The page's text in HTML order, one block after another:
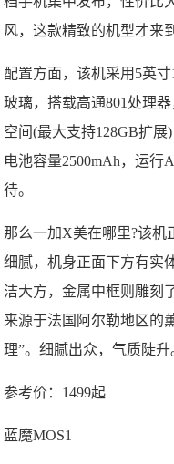
风，这款精致的机型才来
配置方面，该机采用5英
玻璃，搭载高通801处理
空间(最大支持128GB扩展
电池容量2500mAh，运行
待。
那么一加X美在哪里?该机
细腻，机身正面下方有实
洁大方，金属中框则雕刻
来源于法国阿尔勒地区的
理”。细腻出众，气质陡升
参考价：1499起
蓝魔MOS1